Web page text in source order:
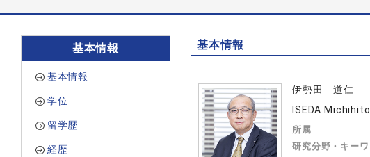
基本情報
基本情報
学位
留学歴
経歴
基本情報
伊勢田 道仁
ISEDA Michihito
所属
研究分野・キー